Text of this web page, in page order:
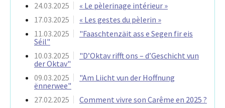
24.03.2025
« Le pèlerinage intérieur »
17.03.2025
« Les gestes du pèlerin »
11.03.2025
"Faaschtenzäit ass e Segen fir eis
Séil"
10.03.2025
"D’Oktav rifft ons – d’Geschicht vun
der Oktav"
09.03.2025
"Am Liicht vun der Hoffnung
ënnerwee"
27.02.2025
Comment vivre son Carême en 2025 ?